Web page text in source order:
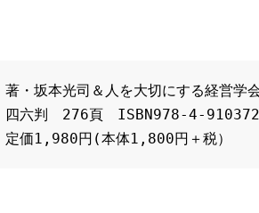
者シリーズ 特別手製本 全4巻
著・坂本光司＆人を大切にする経営学
四六判　276頁　ISBN978-4-